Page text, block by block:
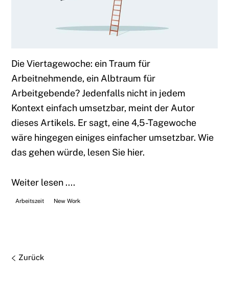
Die Viertagewoche: ein Traum für
Arbeitnehmende, ein Albtraum für
Arbeitgebende? Jedenfalls nicht in jedem
Kontext einfach umsetzbar, meint der Autor
dieses Artikels. Er sagt, eine 4,5-Tagewoche
wäre hingegen einiges einfacher umsetzbar. Wie
das gehen würde, lesen Sie hier.
Weiter lesen ....
Arbeitszeit New Work
Zurück